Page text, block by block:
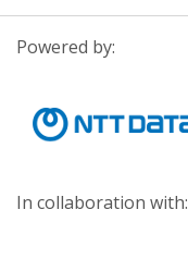
Powered by:
In collaboration with: